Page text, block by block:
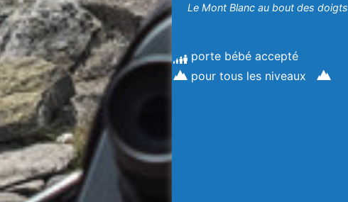
Le Mont Blanc au bout des doigts
porte bébé accepté
pour tous les niveaux